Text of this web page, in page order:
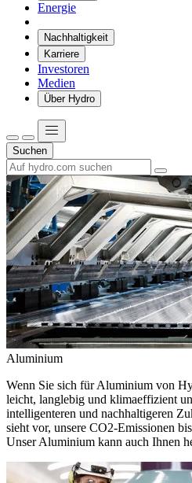
Energie
Nachhaltigkeit
Karriere
Investoren
Medien
Über Hydro
Suchen
Aluminium
Wenn Sie sich für Aluminium von
leicht, langlebig und klimaeffizient
intelligenteren und nachhaltigeren
sieht vor, unsere CO2-Emissionen
Unser Aluminium kann auch Ihnen